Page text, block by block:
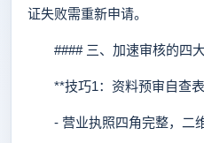
证失败需重新申请。
#### 三、加速审核的四
**技巧1：资料预审自查
- 营业执照四角完整，二